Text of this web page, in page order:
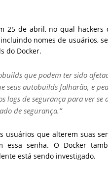
25 de abril, no qual hackers
nomes de usuários,
do Docker.
que podem ter sido
seus autobuilds falharão, e
logs de segurança para ver se
de segurança.“
usuários que alterem suas
essa senha. O Docker
está sendo investigado.